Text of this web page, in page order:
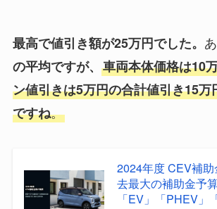
最高で値引き額が25万円でした。
の平均ですが、 車両本体価格は10
ン値引きは5万円の合計値引き15万
ですね。
2024年度 CEV補
去最大の補助金予
「EV」「PHEV」